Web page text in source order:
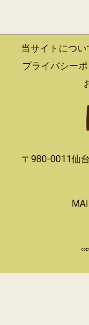
当サイトについ
プライバシー
〒980-0011仙